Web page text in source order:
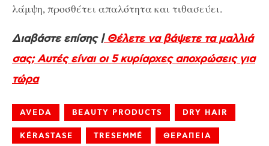
λάμψη, προσθέτει απαλότητα και τιθασεύει.
Διαβάστε επίσης |Θέλετε να βάψετε τα μαλλιά
σας; Αυτές είναι οι 5 κυρίαρχες αποχρώσεις για
τώρα
AVEDA BEAUTY PRODUCTS DRY HAIR
KÉRASTASE TRESEMMÉ ΘΕΡΑΠΕΙΑ